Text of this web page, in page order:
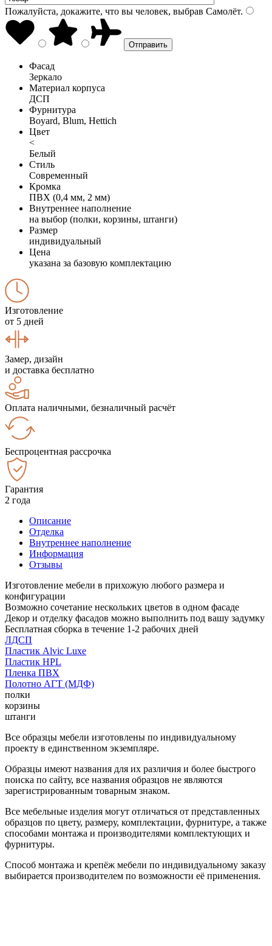
Пожалуйста, докажите, что вы человек, выбрав Самолёт.
Фасад
Зеркало
Материал корпуса
ДСП
Фурнитура
Boyard, Blum, Hettich
Цвет
<
Белый
Стиль
Современный
Кромка
ПВХ (0,4 мм, 2 мм)
Внутреннее наполнение
на выбор (полки, корзины, штанги)
Размер
индивидуальный
Цена
указана за базовую комплектацию
Изготовление
от 5 дней
Замер, дизайн
и доставка бесплатно
Оплата наличными, безналичный расчёт
Беспроцентная рассрочка
Гарантия
2 года
Описание
Отделка
Внутреннее наполнение
Информация
Отзывы
Изготовление мебели в прихожую любого размера и
конфигурации
Возможно сочетание нескольких цветов в одном фасаде
Декор и отделку фасадов можно выполнить под вашу задумку
Бесплатная сборка в течение 1-2 рабочих дней
ЛДСП
Пластик Alvic Luxe
Пластик HPL
Пленка ПВХ
Полотно АГТ (МДФ)
полки
корзины
штанги
Все образцы мебели изготовлены по индивидуальному
проекту в единственном экземпляре.
Образцы имеют названия для их различия и более быстрого
поиска по сайту, все названия образцов не являются
зарегистрированным товарным знаком.
Все мебельные изделия могут отличаться от представленных
образцов по цвету, размеру, комплектации, фурнитуре, а также
способами монтажа и производителями комплектующих и
фурнитуры.
Способ монтажа и крепёж мебели по индивидуальному заказу
выбирается производителем по возможности её применения.